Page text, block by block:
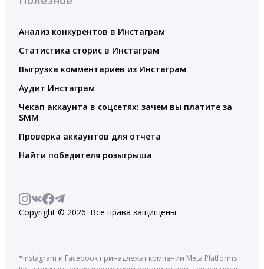
Анализ конкурентов в Инстаграм
Статистика сторис в Инстаграм
Выгрузка комментариев из Инстаграм
Аудит Инстаграм
Чекап аккаунта в соцсетях: зачем вы платите за
SMM
Проверка аккаунтов для отчета
Найти победителя розыгрыша
Copyright © 2026. Все права защищены.
*Instagram и Facebook принадлежат компании Meta Platforms